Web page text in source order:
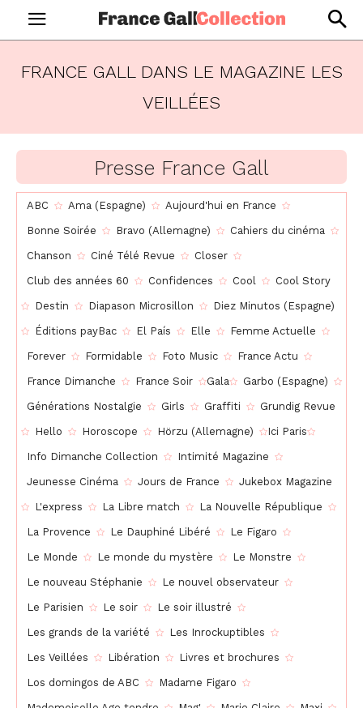
FRANCE GALL DANS LE MAGAZINE LES
VEILLÉES
Presse France Gall
ABC Ama (Espagne) Aujourd'hui en France
Bonne Soirée Bravo (Allemagne) Cahiers du cinéma
Chanson Ciné Télé Revue Closer
Club des années 60 Confidences Cool Cool Story
Destin Diapason Microsillon Diez Minutos (Espagne)
Éditions payBac El País Elle Femme Actuelle
Forever Formidable Foto Music France Actu
France Dimanche France Soir Gala Garbo (Espagne)
Générations Nostalgie Girls Graffiti Grundig Revue
Hello Horoscope Hörzu (Allemagne) Ici Paris
Info Dimanche Collection Intimité Magazine
Jeunesse Cinéma Jours de France Jukebox Magazine
L'express La Libre match La Nouvelle République
La Provence Le Dauphiné Libéré Le Figaro
Le Monde Le monde du mystère Le Monstre
Le nouveau Stéphanie Le nouvel observateur
Le Parisien Le soir Le soir illustré
Les grands de la variété Les Inrockuptibles
Les Veillées Libération Livres et brochures
Los domingos de ABC Madame Figaro